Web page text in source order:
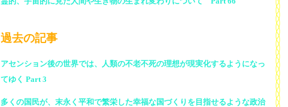
過去の記事
アセンション後の世界では、人類の不老不死の理想が現実化するようになっ
てゆく Part 3
多くの国民が、末永く平和で繁栄した幸福な国づくりを目指せるような政治